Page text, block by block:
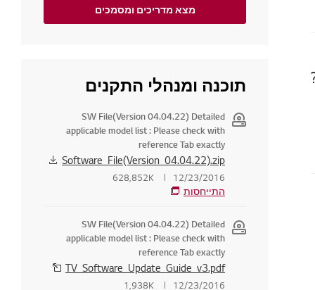
מצא מדריכים ומסמכים
תוכנה ומנהלי התקנים
SW File(Version 04.04.22) Detailed
applicable model list : Please check with
reference Tab exactly
Software_File(Version_04.04.22).zip
12/23/2016
628,852K
התייחסות
SW File(Version 04.04.22) Detailed
applicable model list : Please check with
reference Tab exactly
TV_Software_Update_Guide_v3.pdf
12/23/2016
1,938K